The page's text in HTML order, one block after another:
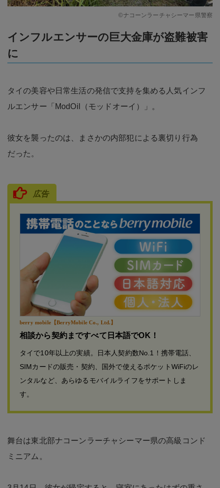
©ナコーンラーチャシーマー県警察
インフルエンサーの巨大金庫が盗難被害
に
タイの美容や日常生活の発信で支持を集める人気インフ
ルエンサー「ModOil（モッドオーイ）」。
彼女を襲ったのは、まさかの内部犯による裏切り行為
だった。
広告
berry mobile【BerryMobile Co., Ltd.】
相談から契約まですべて日本語でOK！
タイで10年以上の実績。日本人契約数No.1！携帯電話、
SIMカードの販売・契約、国外で使えるポケットWiFiのレ
ンタルなど、あらゆるモバイルライフをサポートしま
す。
舞台は東北部ナコーンラーチャシーマー県の高級コンド
ミニアム。